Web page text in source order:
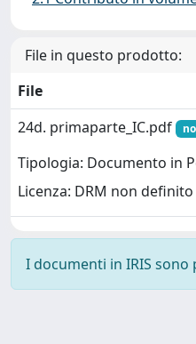
File in questo prodotto:
File
24d. primaparte_IC.pdf
Tipologia: Documento in
Licenza: DRM non definito
I documenti in IRIS